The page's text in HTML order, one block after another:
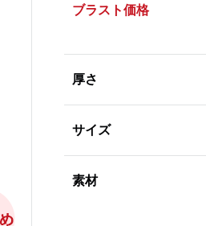
ブラスト価格
厚さ
サイズ
素材